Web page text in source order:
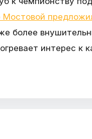
более
интерес